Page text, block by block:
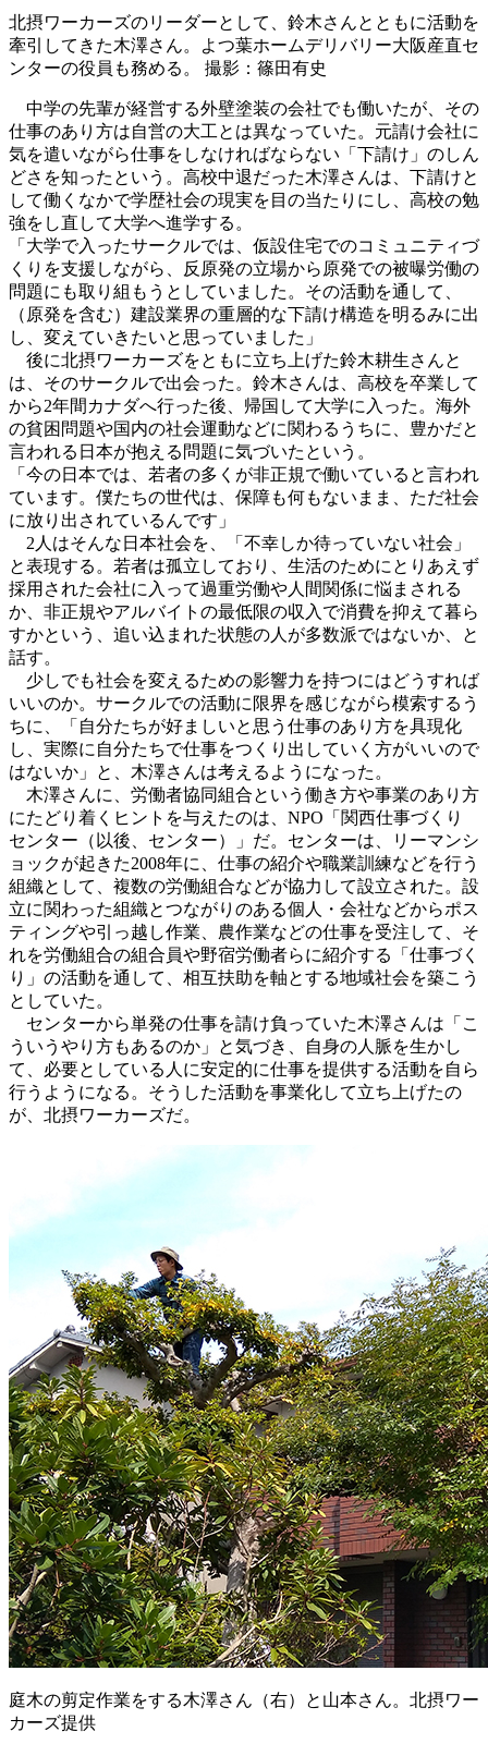
北摂ワーカーズのリーダーとして、鈴木さんとともに活動を
牽引してきた木澤さん。よつ葉ホームデリバリー大阪産直セ
ンターの役員も務める。 撮影：篠田有史
中学の先輩が経営する外壁塗装の会社でも働いたが、その
仕事のあり方は自営の大工とは異なっていた。元請け会社に
気を遣いながら仕事をしなければならない「下請け」のしん
どさを知ったという。高校中退だった木澤さんは、下請けと
して働くなかで学歴社会の現実を目の当たりにし、高校の勉
強をし直して大学へ進学する。
「大学で入ったサークルでは、仮設住宅でのコミュニティづ
くりを支援しながら、反原発の立場から原発での被曝労働の
問題にも取り組もうとしていました。その活動を通して、
（原発を含む）建設業界の重層的な下請け構造を明るみに出
し、変えていきたいと思っていました」
後に北摂ワーカーズをともに立ち上げた鈴木耕生さんと
は、そのサークルで出会った。鈴木さんは、高校を卒業して
から2年間カナダへ行った後、帰国して大学に入った。海外
の貧困問題や国内の社会運動などに関わるうちに、豊かだと
言われる日本が抱える問題に気づいたという。
「今の日本では、若者の多くが非正規で働いていると言われ
ています。僕たちの世代は、保障も何もないまま、ただ社会
に放り出されているんです」
2人はそんな日本社会を、「不幸しか待っていない社会」
と表現する。若者は孤立しており、生活のためにとりあえず
採用された会社に入って過重労働や人間関係に悩まされる
か、非正規やアルバイトの最低限の収入で消費を抑えて暮ら
すかという、追い込まれた状態の人が多数派ではないか、と
話す。
少しでも社会を変えるための影響力を持つにはどうすれば
いいのか。サークルでの活動に限界を感じながら模索するう
ちに、「自分たちが好ましいと思う仕事のあり方を具現化
し、実際に自分たちで仕事をつくり出していく方がいいので
はないか」と、木澤さんは考えるようになった。
木澤さんに、労働者協同組合という働き方や事業のあり方
にたどり着くヒントを与えたのは、NPO「関西仕事づくり
センター（以後、センター）」だ。センターは、リーマンシ
ョックが起きた2008年に、仕事の紹介や職業訓練などを行う
組織として、複数の労働組合などが協力して設立された。設
立に関わった組織とつながりのある個人・会社などからポス
ティングや引っ越し作業、農作業などの仕事を受注して、そ
れを労働組合の組合員や野宿労働者らに紹介する「仕事づく
り」の活動を通して、相互扶助を軸とする地域社会を築こう
としていた。
センターから単発の仕事を請け負っていた木澤さんは「こ
ういうやり方もあるのか」と気づき、自身の人脈を生かし
て、必要としている人に安定的に仕事を提供する活動を自ら
行うようになる。そうした活動を事業化して立ち上げたの
が、北摂ワーカーズだ。
庭木の剪定作業をする木澤さん（右）と山本さん。北摂ワー
カーズ提供